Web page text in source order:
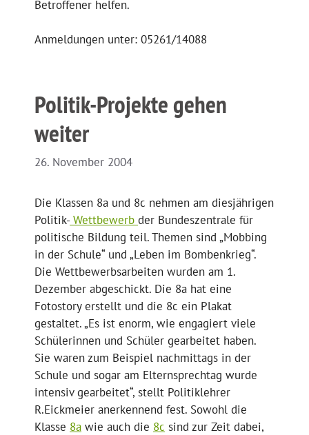
Betroffener helfen.
Anmeldungen unter: 05261/14088
Politik-Projekte gehen
weiter
26. November 2004
Die Klassen 8a und 8c nehmen am diesjährigen
Politik-Wettbewerb der Bundeszentrale für
politische Bildung teil. Themen sind „Mobbing
in der Schule“ und „Leben im Bombenkrieg“.
Die Wettbewerbsarbeiten wurden am 1.
Dezember abgeschickt. Die 8a hat eine
Fotostory erstellt und die 8c ein Plakat
gestaltet. „Es ist enorm, wie engagiert viele
Schülerinnen und Schüler gearbeitet haben.
Sie waren zum Beispiel nachmittags in der
Schule und sogar am Elternsprechtag wurde
intensiv gearbeitet“, stellt Politiklehrer
R.Eickmeier anerkennend fest. Sowohl die
Klasse 8a wie auch die 8c sind zur Zeit dabei,